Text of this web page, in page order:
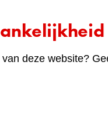
deze website?